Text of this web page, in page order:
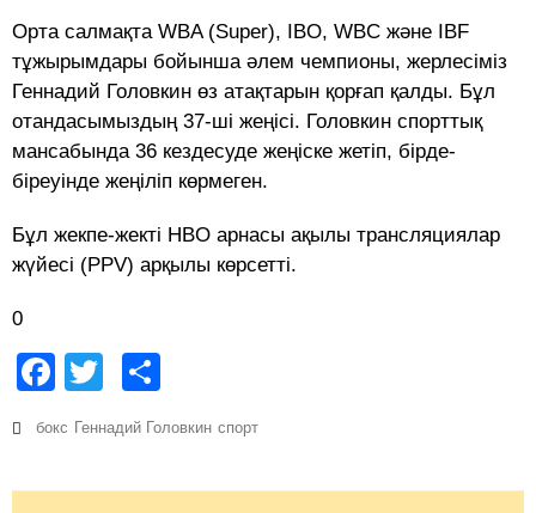
Орта салмақта WBA (Super), IBO, WBC және IBF
тұжырымдары бойынша әлем чемпионы, жерлесіміз
Геннадий Головкин өз атақтарын қорғап қалды. Бұл
отандасымыздың 37-ші жеңісі. Головкин спорттық
мансабында 36 кездесуде жеңіске жетіп, бірде-
біреуінде жеңіліп көрмеген.
Бұл жекпе-жекті HBO арнасы ақылы трансляциялар
жүйесі (PPV) арқылы көрсетті.
0
Facebook
Twitter
бокс Геннадий Головкин спорт